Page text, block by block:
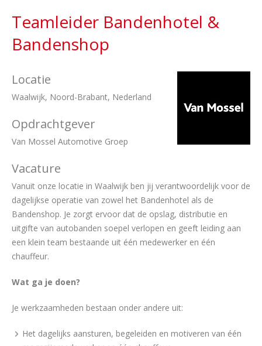
Teamleider Bandenhotel &
Bandenshop
Locatie
Waalwijk, Noord-Brabant, Nederland
Opdrachtgever
Van Mossel Automotive Groep
Vacature
Vanuit onze locatie in Waalwijk ben jij verantwoordelijk voor de
dagelijkse operatie van zowel het Bandenhotel als de
Bandenshop. Je zorgt ervoor dat de opslag, distributie en
uitgifte van autobanden soepel verlopen en geeft leiding aan
een klein team bestaande uit één medewerker en één
chauffeur.
Wat ga je doen?
Je werkzaamheden bestaan onder andere uit:
Het dagelijks aansturen, begeleiden en motiveren van één